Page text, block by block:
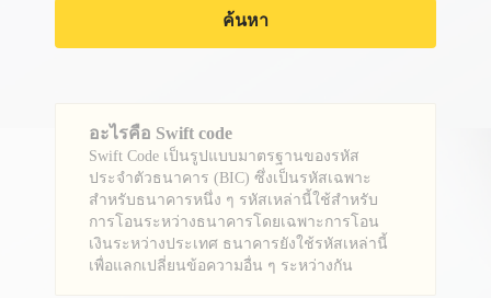
ค้นหา
อะไรคือ Swift code
Swift Code เป็นรูปแบบมาตรฐานของรหัส
ประจำตัวธนาคาร (BIC) ซึ่งเป็นรหัสเฉพาะ
สำหรับธนาคารหนึ่ง ๆ รหัสเหล่านี้ใช้สำหรับ
การโอนระหว่างธนาคารโดยเฉพาะการโอน
เงินระหว่างประเทศ ธนาคารยังใช้รหัสเหล่านี้
เพื่อแลกเปลี่ยนข้อความอื่น ๆ ระหว่างกัน